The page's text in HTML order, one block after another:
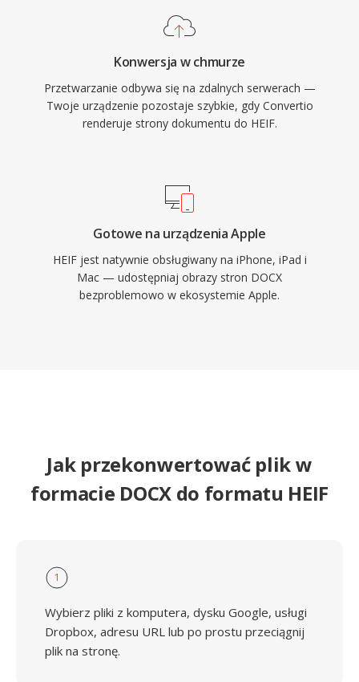
Konwersja w chmurze
Przetwarzanie odbywa się na zdalnych serwerach —
Twoje urządzenie pozostaje szybkie, gdy Convertio
renderuje strony dokumentu do HEIF.
Gotowe na urządzenia Apple
HEIF jest natywnie obsługiwany na iPhone, iPad i
Mac — udostępniaj obrazy stron DOCX
bezproblemowo w ekosystemie Apple.
Jak przekonwertować plik w
formacie DOCX do formatu HEIF
1
Wybierz pliki z komputera, dysku Google, usługi
Dropbox, adresu URL lub po prostu przeciągnij
plik na stronę.